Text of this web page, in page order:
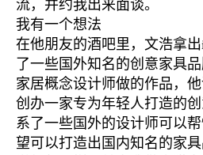
流，并约我出来面谈。
我有一个想法
在他朋友的酒吧里，文浩拿
了一些国外知名的创意家具
家居概念设计师做的作品，
创办一家专为年轻人打造的
系了一些国外的设计师可以
望可以打造出国内知名的家